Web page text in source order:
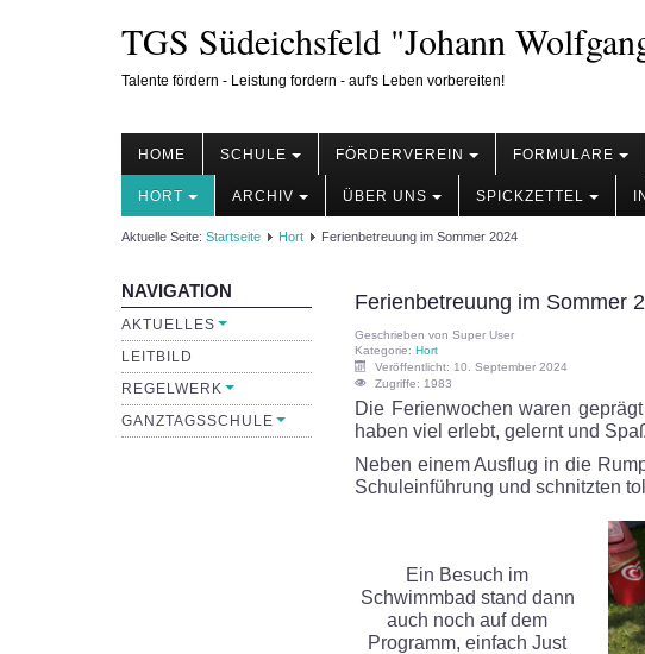
TGS Südeichsfeld "Johann
Talente fördern - Leistung fordern - auf's Leben vorbereiten!
HOME SCHULE FÖRDERVEREIN FORMULARE
HORT ARCHIV ÜBER UNS SPICKZETTEL
Aktuelle Seite: Startseite Hort Ferienbetreuung im Sommer 2024
NAVIGATION
AKTUELLES
LEITBILD
REGELWERK
GANZTAGSSCHULE
Ferienbetreuung im Sommer
Geschrieben von Super User
Kategorie: Hort
Veröffentlicht: 10. September 2024
Zugriffe: 1983
Die Ferienwochen waren
haben viel erlebt, gelernt und
Neben einem Ausflug in die
Schuleinführung und schnitzten
Ein Besuch im
Schwimmbad stand dann
auch noch auf dem
Programm, einfach Just